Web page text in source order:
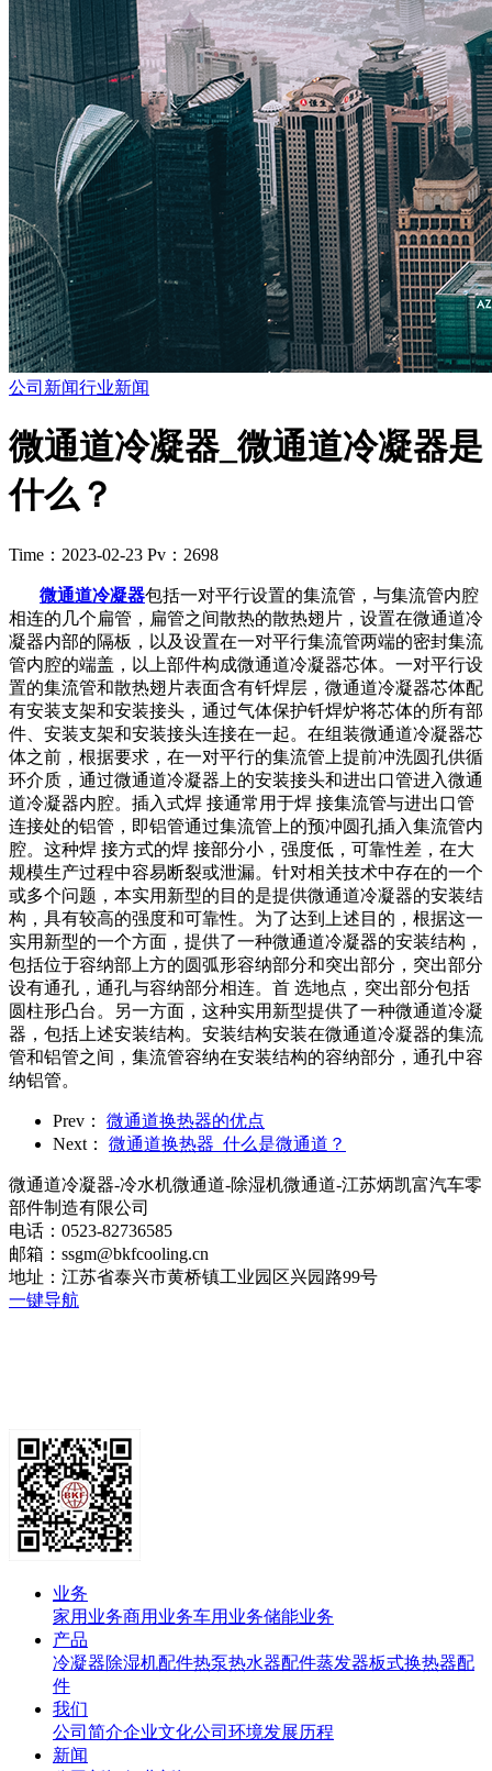
公司新闻行业新闻
微通道冷凝器_微通道冷凝器是
什么？
Time：2023-02-23 Pv：2698
微通道冷凝器包括一对平行设置的集流管，与集流管内腔
相连的几个扁管，扁管之间散热的散热翅片，设置在微通道冷
凝器内部的隔板，以及设置在一对平行集流管两端的密封集流
管内腔的端盖，以上部件构成微通道冷凝器芯体。一对平行设
置的集流管和散热翅片表面含有钎焊层，微通道冷凝器芯体配
有安装支架和安装接头，通过气体保护钎焊炉将芯体的所有部
件、安装支架和安装接头连接在一起。在组装微通道冷凝器芯
体之前，根据要求，在一对平行的集流管上提前冲洗圆孔供循
环介质，通过微通道冷凝器上的安装接头和进出口管进入微通
道冷凝器内腔。插入式焊 接通常用于焊 接集流管与进出口管
连接处的铝管，即铝管通过集流管上的预冲圆孔插入集流管内
腔。这种焊 接方式的焊 接部分小，强度低，可靠性差，在大
规模生产过程中容易断裂或泄漏。针对相关技术中存在的一个
或多个问题，本实用新型的目的是提供微通道冷凝器的安装结
构，具有较高的强度和可靠性。为了达到上述目的，根据这一
实用新型的一个方面，提供了一种微通道冷凝器的安装结构，
包括位于容纳部上方的圆弧形容纳部分和突出部分，突出部分
设有通孔，通孔与容纳部分相连。首 选地点，突出部分包括
圆柱形凸台。另一方面，这种实用新型提供了一种微通道冷凝
器，包括上述安装结构。安装结构安装在微通道冷凝器的集流
管和铝管之间，集流管容纳在安装结构的容纳部分，通孔中容
纳铝管。
Prev：
微通道换热器的优点
Next：
微通道换热器_什么是微通道？
微通道冷凝器-冷水机微通道-除湿机微通道-江苏炳凯富汽车零
部件制造有限公司
电话：0523-82736585
邮箱：ssgm@bkfcooling.cn
地址：江苏省泰兴市黄桥镇工业园区兴园路99号
一键导航
业务
家用业务商用业务车用业务储能业务
产品
冷凝器除湿机配件热泵热水器配件蒸发器板式换热器配
件
我们
公司简介企业文化公司环境发展历程
新闻